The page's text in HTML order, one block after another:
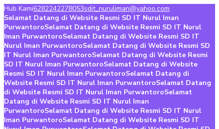
Hub Kami6282242278053sdit_nuruliman@yahoo.com
Selamat Datang di Website Resmi SD IT Nurul Iman
PurwantoroSelamat Datang di Website Resmi SD IT Nurul
Iman PurwantoroSelamat Datang di Website Resmi SD IT
Nurul Iman PurwantoroSelamat Datang di Website Resmi SD
IT Nurul Iman PurwantoroSelamat Datang di Website Resmi
SD IT Nurul Iman PurwantoroSelamat Datang di Website
Resmi SD IT Nurul Iman PurwantoroSelamat Datang di
Website Resmi SD IT Nurul Iman PurwantoroSelamat Datang
di Website Resmi SD IT Nurul Iman PurwantoroSelamat
Datang di Website Resmi SD IT Nurul Iman
PurwantoroSelamat Datang di Website Resmi SD IT Nurul
Iman PurwantoroSelamat Datang di Website Resmi SD IT